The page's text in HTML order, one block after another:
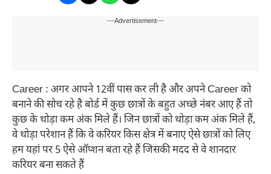
---Advertisement---
Career : अगर आपने 12वीं पास कर ली है और अपने Career को
बनाने की सोच रहे है बोर्ड में कुछ छात्रों के बहुत अच्छे नंबर आए हैं तो
कुछ के थोड़ा कम अंक मिले हैं। जिन छात्रों को थोड़ा कम अंक मिले हैं,
वे थोड़ा परेशान हैं कि वे करियर किस क्षेत्र में बनाए ऐसे छात्रों को लिए
हम यहां पर 5 ऐसे ऑप्शन बता रहे हैं जिसकी मदद से वे शानदार
करियर बना सकते हैं